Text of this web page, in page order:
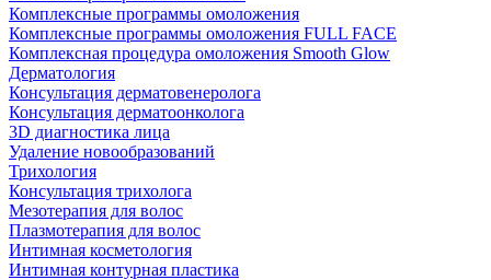
Комплексные программы омоложения
Комплексные программы омоложения FULL FACE
Комплексная процедура омоложения Smooth Glow
Дерматология
Консультация дерматовенеролога
Консультация дерматоонколога
3D диагностика лица
Удаление новообразований
Трихология
Консультация трихолога
Мезотерапия для волос
Плазмотерапия для волос
Интимная косметология
Интимная контурная пластика